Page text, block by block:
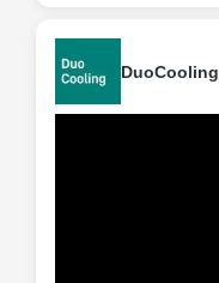
DuoCooling